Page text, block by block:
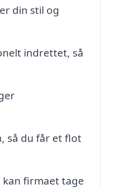
din stil og
indrettet, så
så du får et flot
kan firmaet tage